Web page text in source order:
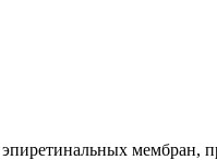
мембран,